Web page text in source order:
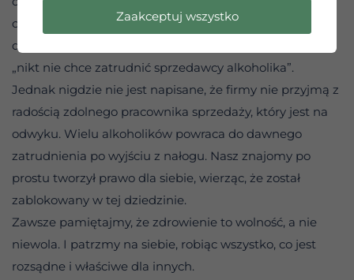
często mówiła swoim przyjaciołom, że nie może wrócić
do swojego dawnego zawodu sprzedawcy, ponieważ
„nikt nie chce zatrudnić sprzedawcy alkoholika”.
Jednak nigdzie nie jest napisane, że firmy nie przyjmą z
radością zdolnego pracownika sprzedaży, który jest na
odwyku. Wielu alkoholików powraca do dawnego
zatrudnienia po wyjściu z nałogu. Nasz znajomy po
prostu tworzył prawo dla siebie, wierząc, że został
zablokowany w tej dziedzinie.
Zawsze pamiętajmy, że zdrowienie to wolność, a nie
niewola. I patrzmy na siebie, robiąc wszystko, co jest
rozsądne i właściwe dla innych.
Zaakceptuj wszystko